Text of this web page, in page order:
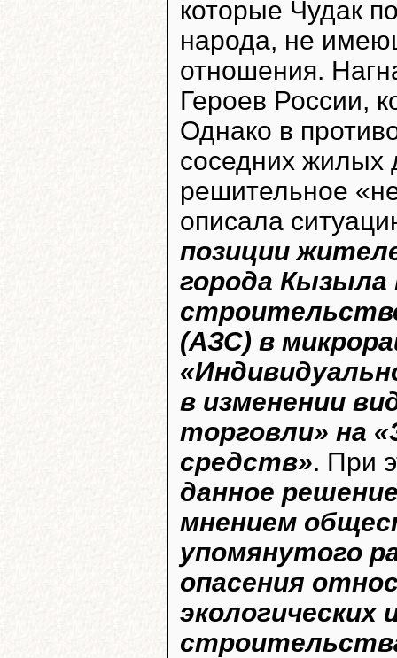
которые Чудак
народа, не
отношения.
Героев России,
Однако в
соседних жилых
решительное
описала
позиции
города Кызыла
(АЗС) в
в изменении
торговли» на
средств». При
данное
мнением
упомянутого
опасения